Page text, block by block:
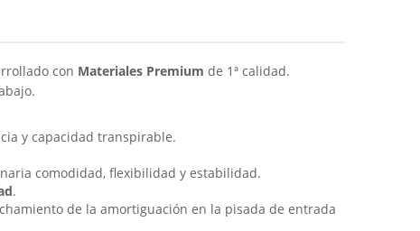
con Materiales Premium de 1ª calidad.
y capacidad transpirable.
comodidad, flexibilidad y estabilidad.
.
de la amortiguación en la pisada de entrada